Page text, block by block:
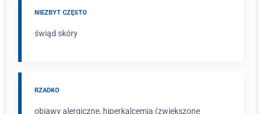
NIEZBYT CZĘSTO
świąd skóry
RZADKO
objawy alergiczne, hiperkalcemia (zwiększone